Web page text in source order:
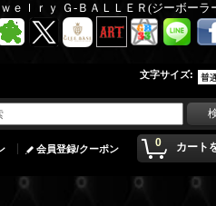
ｅｌｒｙ Ｇ-ＢＡＬＬＥＲ(ジーボーラ
文字サイズ:
0 カート
会員登録/クーポン